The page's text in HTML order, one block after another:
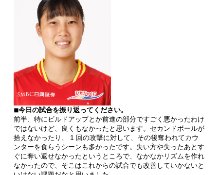
◾︎今日の試合を振り返ってください。
前半、特にビルドアップとか前進の部分ですごく悪かったわけ
ではないけど、良くもなかったと思います。セカンドボールが
拾えなかったり、 1 回の攻撃に対して、その後奪われてカウ
ンターを食らうシーンも多かったです。失い方や失ったあとす
ぐに奪い返せなかったというところで、なかなかリズムを作れ
なかったので、そこはこれからの試合でも改善していかないと